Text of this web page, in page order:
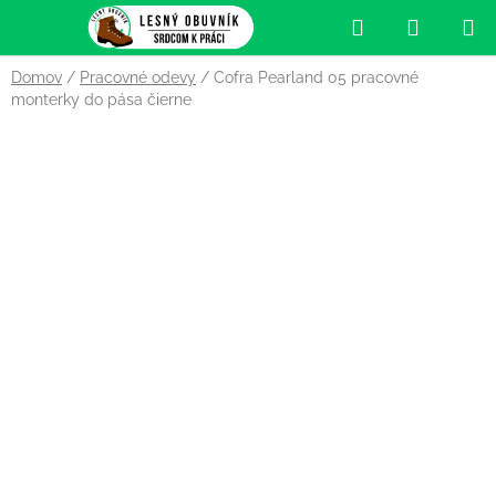
obsah
Hľadať
KOŠÍK
Domov / Pracovné odevy / Cofra Pearland 05 pracovné
monterky do pása čierne